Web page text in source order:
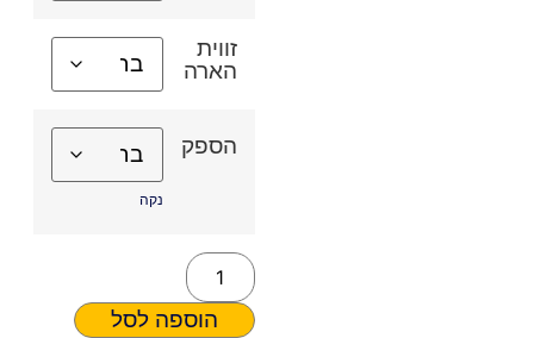
זווית
הארה
הספק
נקה
הוספה לסל